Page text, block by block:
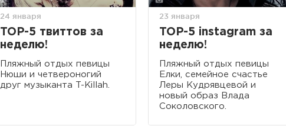
24 января
TOP-5 твиттов за
неделю!
Пляжный отдых певицы
Нюши и четвероногий
друг музыканта T-Killah.
23 января
TOP-5 instagram за
неделю!
Пляжный отдых певицы
Елки, семейное счастье
Леры Кудрявцевой и
новый образ Влада
Соколовского.